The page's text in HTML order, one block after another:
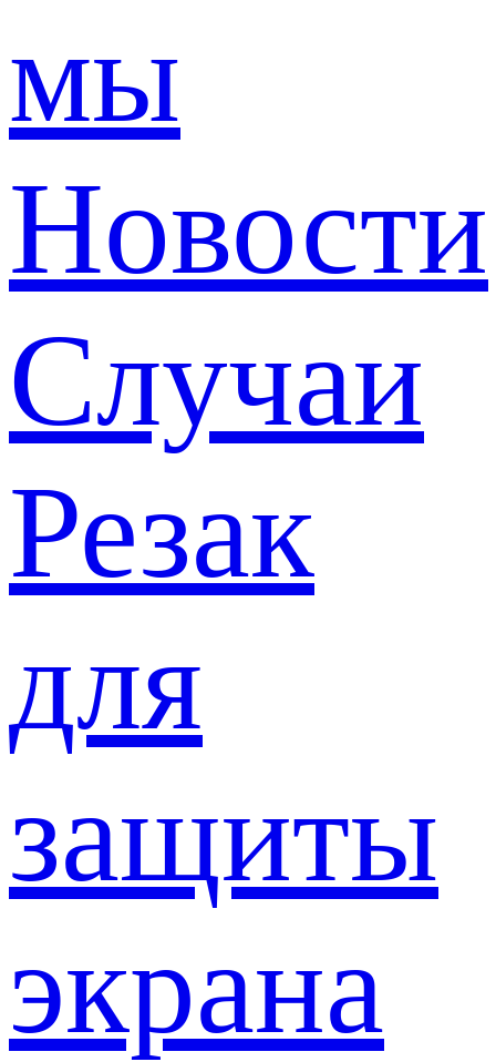
мы
Новости
Случаи
Резак
для
защиты
экрана